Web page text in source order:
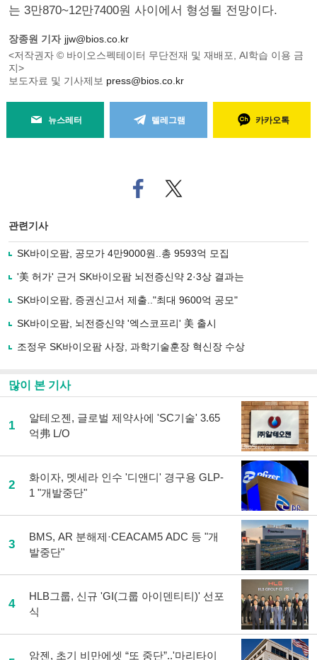
는 3만870~12만7400원 사이에서 형성될 전망이다.
장종원 기자 jjw@bios.co.kr
<저작권자 © 바이오스펙테이터 무단전재 및 재배포, AI학습 이용 금
지>
보도자료 및 기사제보 press@bios.co.kr
뉴스레터 텔레그램 카카오톡
페
이
로
사
유
기
트위
터로
관련기사
SK바이오팜, 공모가 4만9000원..총 9593억 모집
'美 허가' 근거 SK바이오팜 뇌전증신약 2·3상 결과는
SK바이오팜, 증권신고서 제출.."최대 9600억 공모"
SK바이오팜, 뇌전증신약 '엑스코프리' 美 출시
조정우 SK바이오팜 사장, 과학기술훈장 혁신장 수상
많이 본 기사
1
알테오젠, 글로벌 제약사에 'SC기술' 3.65
억弗 L/O
2
화이자, 멧세라 인수 '디앤디' 경구용 GLP-
1 "개발중단"
3
BMS, AR 분해제·CEACAM5 ADC 등 "개
발중단"
4
HLB그룹, 신규 'GI(그룹 아이덴티티)' 선포
식
암젠, 초기 비만에셋 “또 중단”..'마리타이